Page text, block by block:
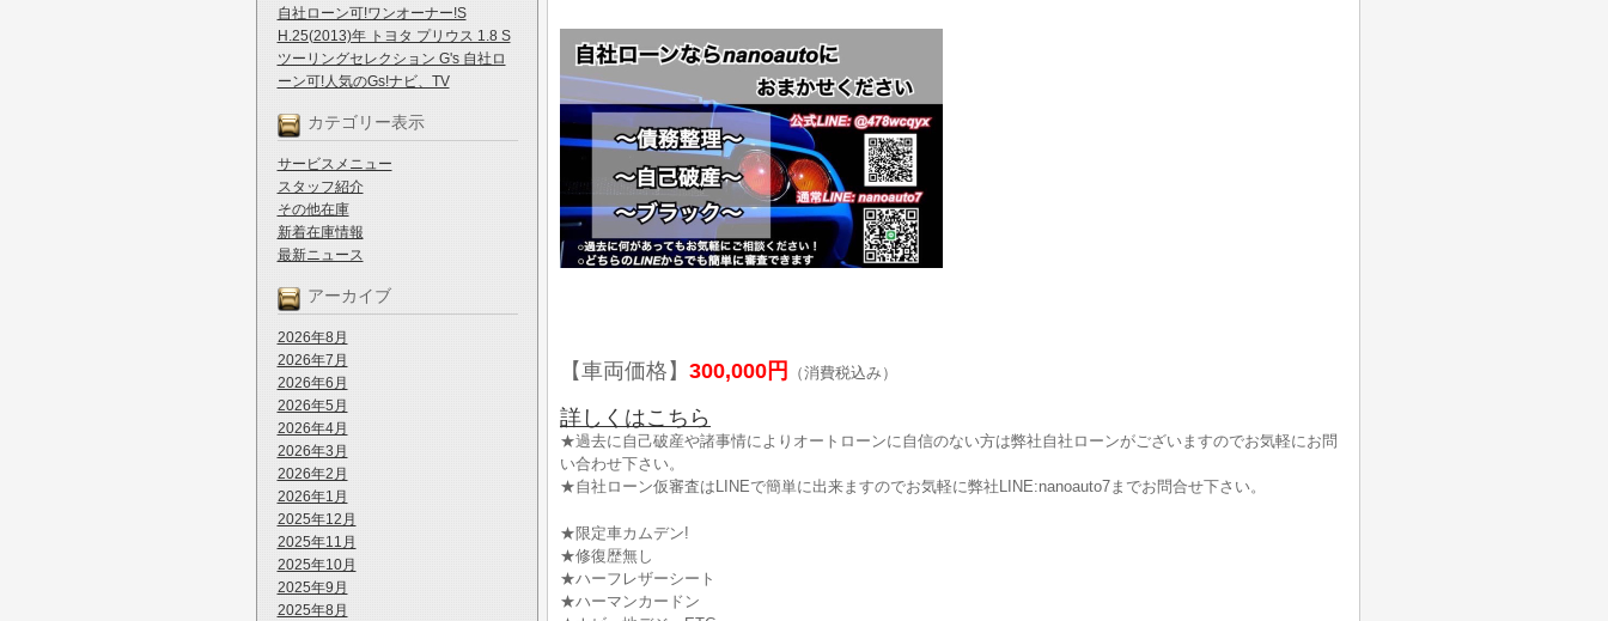
自社ローン可!ワンオーナー!S
H.25(2013)年 トヨタ プリウス 1.8 S
ツーリングセレクション G's 自社ロ
ーン可!人気のGs!ナビ、TV
カテゴリー表示
サービスメニュー
スタッフ紹介
その他在庫
新着在庫情報
最新ニュース
アーカイブ
2026年8月
2026年7月
2026年6月
2026年5月
2026年4月
2026年3月
2026年2月
2026年1月
2025年12月
2025年11月
2025年10月
2025年9月
2025年8月
【車両価格】 300,000円 （消費税込み）
詳しくはこちら
★過去に自己破産や諸事情によりオートローンに自信のない方は弊社自社ローンがございますのでお気軽にお問
い合わせ下さい。
★自社ローン仮審査はLINEで簡単に出来ますのでお気軽に弊社LINE:nanoauto7までお問合せ下さい。
★限定車カムデン!
★修復歴無し
★ハーフレザーシート
★ハーマンカードン